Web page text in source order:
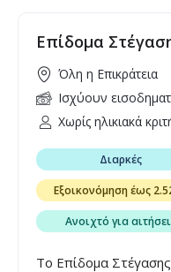
ποιοτικών κατοικιών
αποκλιμάκωση της
στέγασης και
τελευταία έτη.
Επίδομα
Όλη η Επικράτεια
Ισχύουν
Χωρίς ηλικιακά
Διαρκές
Εξοικονόμηση έως
Ανοιχτό για
Το Επίδομα